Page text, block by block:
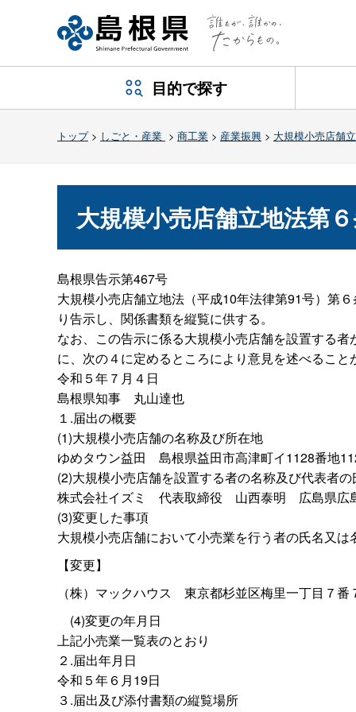
目的で探す
トップ> しごと・産業 > 商工業 > 産業振興 > 大規模小売店舗
大規模小売店舗立地法第
島根県告示第467号
大規模小売店舗立地法（平成10年法律第91号）第
り告示し、関係書類を縦覧に供する。
なお、この告示に係る大規模小売店舗を設置する
に、次の４に定めるところにより意見を述べること
令和５年７月４日
島根県知事 丸山達也
１.届出の概要
(1)大規模小売店舗の名称及び所在地
ゆめタウン益田 島根県益田市高津町イ1128番地
(2)大規模小売店舗を設置する者の名称及び代表者
株式会社イズミ 代表取締役 山西泰明 広島県広
(3)変更した事項
大規模小売店舗において小売業を行う者の氏名又
【変更】
（株）マックハウス 東京都杉並区梅里一丁目７番
(4)変更の年月日
上記小売業一覧表のとおり
２.届出年月日
令和５年６月19日
３.届出及び添付書類の縦覧場所